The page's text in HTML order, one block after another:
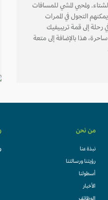
ولمحبي المشي للمسافات
التجول في الممرات
في رحلة إلى قمة تريبيفيك
ساحرة، هذا بالإضافة إلى متعة
من نحن
نبذة عنا
رؤيتنا ورسالتنا
أسطولنا
الأخبار